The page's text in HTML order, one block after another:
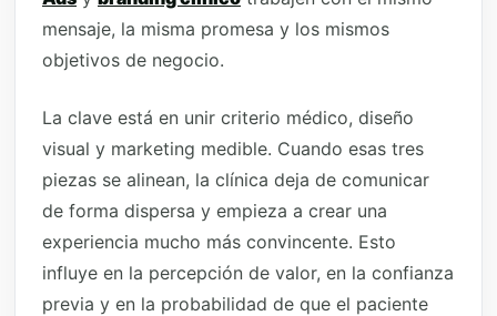
mensaje, la misma promesa y los mismos
objetivos de negocio.
La clave está en unir criterio médico, diseño
visual y marketing medible. Cuando esas tres
piezas se alinean, la clínica deja de comunicar
de forma dispersa y empieza a crear una
experiencia mucho más convincente. Esto
influye en la percepción de valor, en la confianza
previa y en la probabilidad de que el paciente